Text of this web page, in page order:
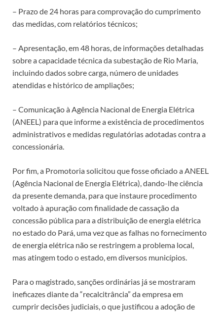
– Prazo de 24 horas para comprovação do cumprimento
das medidas, com relatórios técnicos;
– Apresentação, em 48 horas, de informações detalhadas
sobre a capacidade técnica da subestação de Rio Maria,
incluindo dados sobre carga, número de unidades
atendidas e histórico de ampliações;
– Comunicação à Agência Nacional de Energia Elétrica
(ANEEL) para que informe a existência de procedimentos
administrativos e medidas regulatórias adotadas contra a
concessionária.
Por fim, a Promotoria solicitou que fosse oficiado a ANEEL
(Agência Nacional de Energia Elétrica), dando-lhe ciência
da presente demanda, para que instaure procedimento
voltado à apuração com finalidade de cassação da
concessão pública para a distribuição de energia elétrica
no estado do Pará, uma vez que as falhas no fornecimento
de energia elétrica não se restringem a problema local,
mas atingem todo o estado, em diversos municípios.
Para o magistrado, sanções ordinárias já se mostraram
ineficazes diante da “recalcitrância” da empresa em
cumprir decisões judiciais, o que justificou a adoção de